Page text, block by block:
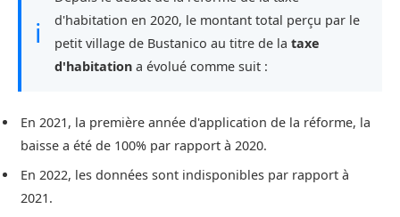
ℹ
d'habitation en 2020, le montant total perçu par le
petit village de Bustanico au titre de la taxe
d'habitation a évolué comme suit :
En 2021, la première année d'application de la réforme, la
baisse a été de 100% par rapport à 2020.
En 2022, les données sont indisponibles par rapport à
2021.